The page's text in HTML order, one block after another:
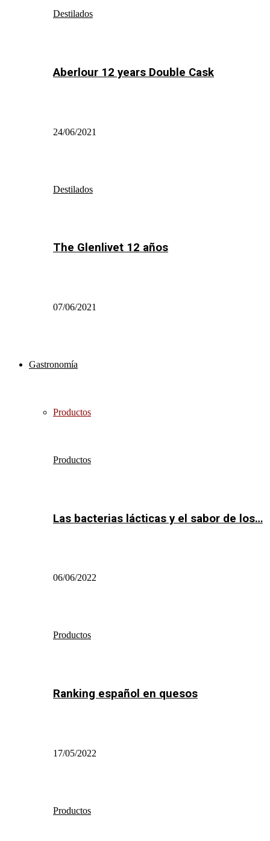
Destilados
Aberlour 12 years Double Cask
24/06/2021
Destilados
The Glenlivet 12 años
07/06/2021
Gastronomía
Productos
Productos
Las bacterias lácticas y el sabor de los…
06/06/2022
Productos
Ranking español en quesos
17/05/2022
Productos